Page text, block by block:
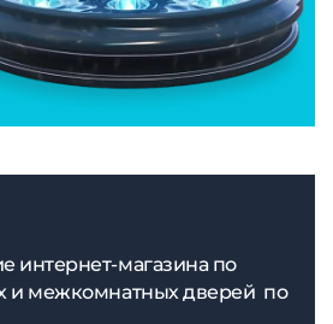
интернет-магазина по
и межкомнатных дверей по